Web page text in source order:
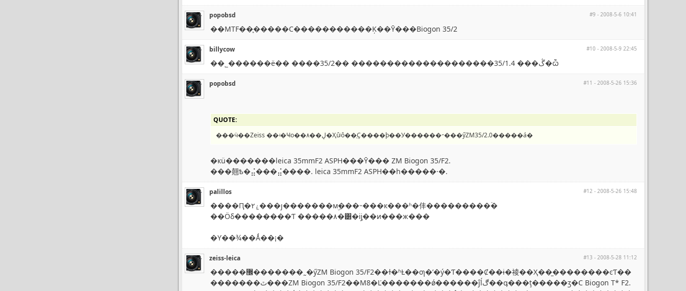
#9 - 2008-5-6 10:41
popobsd
��MTF��֪�����C�����������Ķ��Ȳ���Biogon 35/2
#10 - 2008-5-9 22:45
billycow
��˾������ë�� ����35/2�� ��������������������35/1.4 ���ڴ�ѽ
#11 - 2008-5-26 15:36
popobsd
QUOTE:
���ӵ��Zeiss ��ʵ�Ҹо��۸��ڸ�Ҳûʲô��ֻҪ����þ��У������˶���ӳZM35/2.0�����á�
�кü�������leica 35mmF2 ASPH���Ȳ��� ZM Biogon 35/F2.
���翹ѣ�⣬���⣬����. leica 35mmF2 ASPH��һ�����·�.
#12 - 2008-5-26 15:48
palillos
����Ԥ�ۼ۲���ȷ�������мۣ���˵���к���ʱ�仹���������ۡ�
��Ӧδ��������Ƭ �����۸�͸�ĳ֧��ͷ���ж���
�Ƴ��¾��Ǻ��¡�
#13 - 2008-5-28 11:12
zeiss-leica
�����޼�������˷�ӳZM Biogon 35/F2��ɫ�ʱȽ��ƣ�ʹ�ý�Ƭ����Ȼ��ɨ�裬��Ҳ��̫��������ͼƬ��
�������ٿ���ZM Biogon 35/F2��M8�Ľ�������ǿ������ĵĺڰ��գ���ţ�����ӡ�C Biogon T* F2.